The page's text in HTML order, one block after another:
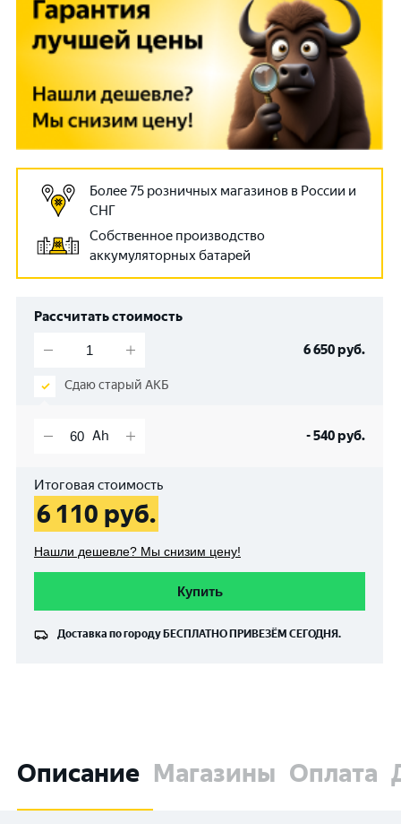
Более 75 розничных магазинов в России и
СНГ
Собственное производство
аккумуляторных батарей
Рассчитать стоимость
6 650руб.
Сдаю старый АКБ
-540руб.
Итоговая стоимость
6 110 руб.
Нашли дешевле? Мы снизим цену!
Купить
Доставка по городу БЕСПЛАТНО ПРИВЕЗЁМ СЕГОДНЯ.
Описание Магазины Оплата